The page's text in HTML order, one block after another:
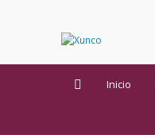
Inicio